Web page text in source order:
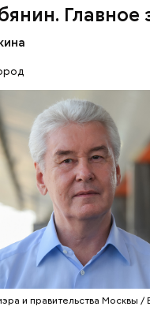
Главное
и правительства Москвы /
комплексная
— памятника
зодчества XVI века.
вели около шести
храм,
отметил свое 500-
совместно с РПЦ в
117 объектов
МОСКВА
МЕТРО ШКОЛЫ